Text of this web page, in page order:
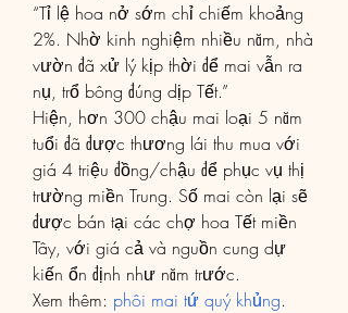
“Tỉ lệ hoa nở sớm chỉ chiếm khoảng
2%. Nhờ kinh nghiệm nhiều năm, nhà
vườn đã xử lý kịp thời để mai vẫn ra
nụ, trổ bông đúng dịp Tết.”
Hiện, hơn 300 chậu mai loại 5 năm
tuổi đã được thương lái thu mua với
giá 4 triệu đồng/chậu để phục vụ thị
trường miền Trung. Số mai còn lại sẽ
được bán tại các chợ hoa Tết miền
Tây, với giá cả và nguồn cung dự
kiến ổn định như năm trước.
Xem thêm: phôi mai tứ quý khủng.